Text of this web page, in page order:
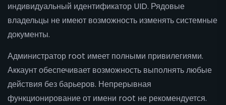
индивидуальный идентификатор UID. Рядовые
владельцы не имеют возможность изменять системные
документы.
Администратор root имеет полными привилегиями.
Аккаунт обеспечивает возможность выполнять любые
действия без барьеров. Непрерывная
функционирование от имени root не рекомендуется.